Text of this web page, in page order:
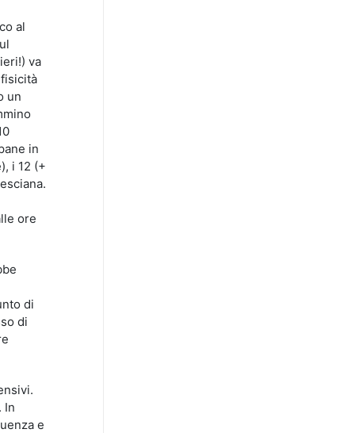
al
va
un
in
i 12 (+
ore
di
di
In
e